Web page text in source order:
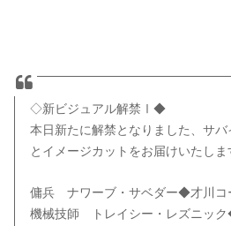
◇新ビジュアル解禁Ⅰ◆
本日新たに解禁となりました、サ
とイメージカットをお届けいたしま
傭兵 ナワーブ・サベダー◆才川コ
機械技師 トレイシー・レズニッ